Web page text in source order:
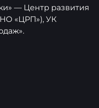
— Центр развития
«ЦРП»), УК